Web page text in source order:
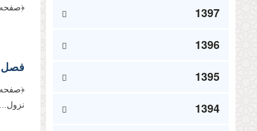
1397
1396
1395
1394
﴿صفحه 191 ﴾ اهمیت و جایگاه مصونیت قرآن همان‌گونه كه در آغاز بحث...
فصل
نزول...